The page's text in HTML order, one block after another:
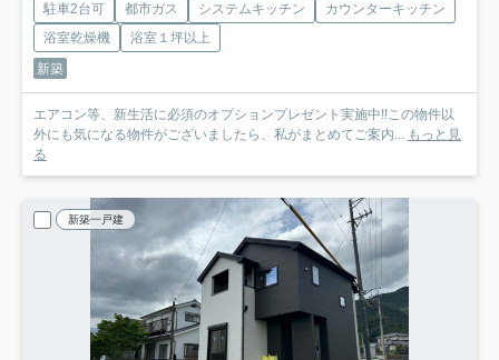
駐車2台可 都市ガス システムキッチン
カウンターキッチン
浴室乾燥機
浴室１坪以上
新築
エアコン等、新生活に必須のオプションプレゼント実施中!!この物件以
外にも気になる物件がございましたら、私がまとめてご案内... もっと見
る
新築一戸建